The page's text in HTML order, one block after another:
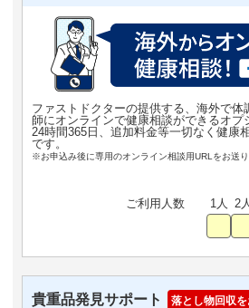
ファストドクターの提供する、海外で体
師にオンラインで健康相談ができるオプ
24時間365日、追加料金等一切なく健康
です。
※お申込み後に専用のオンライン相談用URLをお送り
ご利用人数 1人 2
貴重品発見サポート 落とし物回収